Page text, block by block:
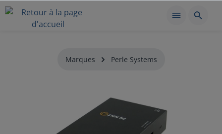
Marques Perle Systems